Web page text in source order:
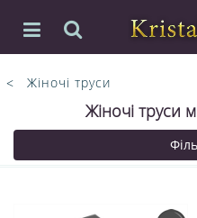
Жіночі труси
Жіночі труси